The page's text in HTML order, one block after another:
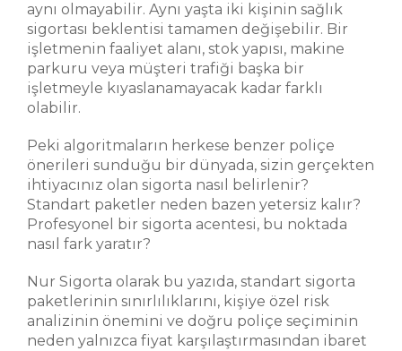
aynı olmayabilir. Aynı yaşta iki kişinin sağlık
sigortası beklentisi tamamen değişebilir. Bir
işletmenin faaliyet alanı, stok yapısı, makine
parkuru veya müşteri trafiği başka bir
işletmeyle kıyaslanamayacak kadar farklı
olabilir.
Peki algoritmaların herkese benzer poliçe
önerileri sunduğu bir dünyada, sizin gerçekten
ihtiyacınız olan sigorta nasıl belirlenir?
Standart paketler neden bazen yetersiz kalır?
Profesyonel bir sigorta acentesi, bu noktada
nasıl fark yaratır?
Nur Sigorta olarak bu yazıda, standart sigorta
paketlerinin sınırlılıklarını, kişiye özel risk
analizinin önemini ve doğru poliçe seçiminin
neden yalnızca fiyat karşılaştırmasından ibaret